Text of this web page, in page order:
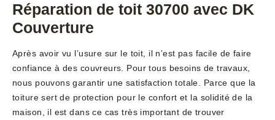
Réparation de toit 30700 avec DK
Couverture
Après avoir vu l’usure sur le toit, il n’est pas facile de faire
confiance à des couvreurs. Pour tous besoins de travaux,
nous pouvons garantir une satisfaction totale. Parce que la
toiture sert de protection pour le confort et la solidité de la
maison, il est dans ce cas très important de trouver